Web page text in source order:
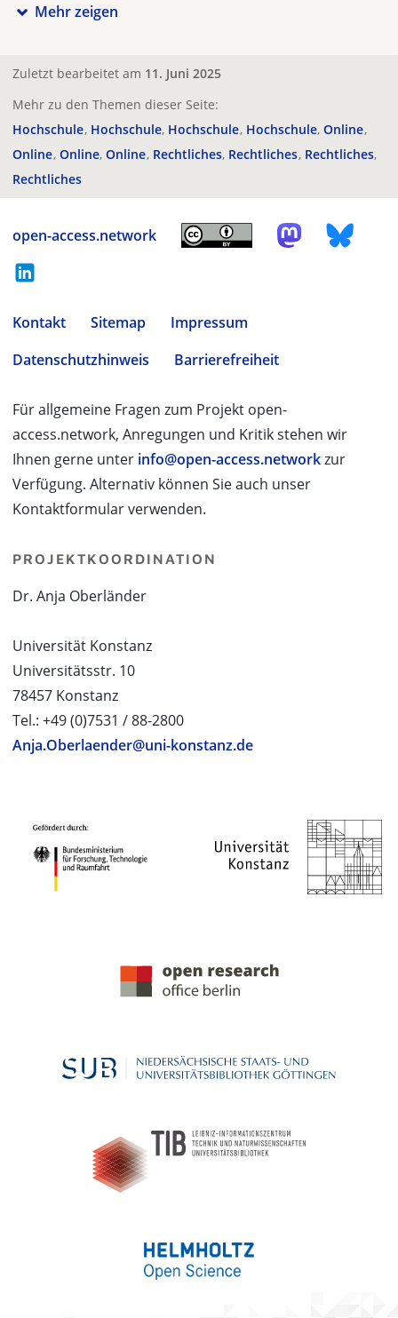
Mehr zeigen
Zuletzt bearbeitet am 11. Juni 2025
Mehr zu den Themen dieser Seite:
Hochschule Hochschule Hochschule Hochschule Online
Online Online Online Rechtliches Rechtliches Rechtliches
Rechtliches
open-access.network
Kontakt Sitemap
Impressum
Datenschutzhinweis
Barrierefreiheit
Für allgemeine Fragen zum Projekt open-
access.network, Anregungen und Kritik stehen wir
Ihnen gerne unter info@open-access.networkzur
Verfügung. Alternativ können Sie auch unser
Kontaktformular verwenden.
PROJEKTKOORDINATION
Dr. Anja Oberländer
Universität Konstanz
Universitätsstr. 10
78457 Konstanz
Tel.: +49 (0)7531 / 88-2800
Anja.Oberlaender@uni-konstanz.de